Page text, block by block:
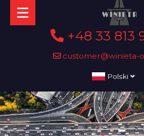
+48 33 813
customer@winieta-
Polski